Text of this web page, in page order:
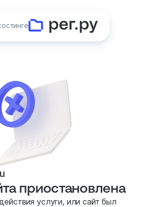
приостановлена
услуги, или сайт был